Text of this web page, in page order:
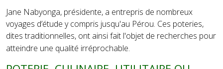
Jane Nabyonga, présidente, a entrepris de nombreux
voyages d’étude y compris jusqu'au Pérou. Ces poteries,
dites traditionnelles, ont ainsi fait l'objet de recherches pour
atteindre une qualité irréprochable.